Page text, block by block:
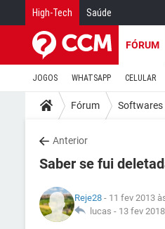
High-Tech Saúde
FÓRUM
JOGOS WHATSAPP CELULAR
Fórum Softwares
Anterior
Saber se fui
Reje28 - 11 fev 2013
lucas - 13 fev